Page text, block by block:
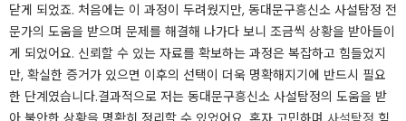
닫게 되었죠. 처음에는 이 과정이 두려웠지만, 동대문구흥신소 사설탐정 전
문가의 도움을 받으며 문제를 해결해 나가다 보니 조금씩 상황을 받아들이
게 되었어요. 신뢰할 수 있는 자료를 확보하는 과정은 복잡하고 힘들었지
만, 확실한 증거가 있으면 이후의 선택이 더욱 명확해지기에 반드시 필요
한 단계였습니다.​결과적으로 저는 동대문구흥신소 사설탐정의 도움을 받